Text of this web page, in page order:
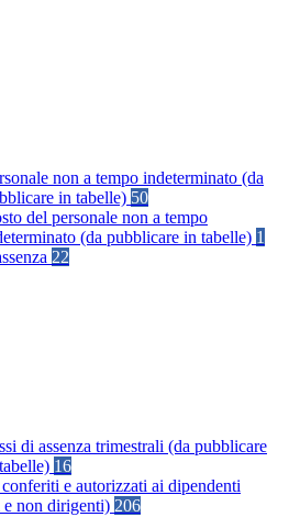
non a tempo indeterminato (da
in tabelle) 50
del personale non a tempo
(da pubblicare in tabelle) 1
22
di assenza trimestrali (da pubblicare
16
e autorizzati ai dipendenti
non dirigenti) 206